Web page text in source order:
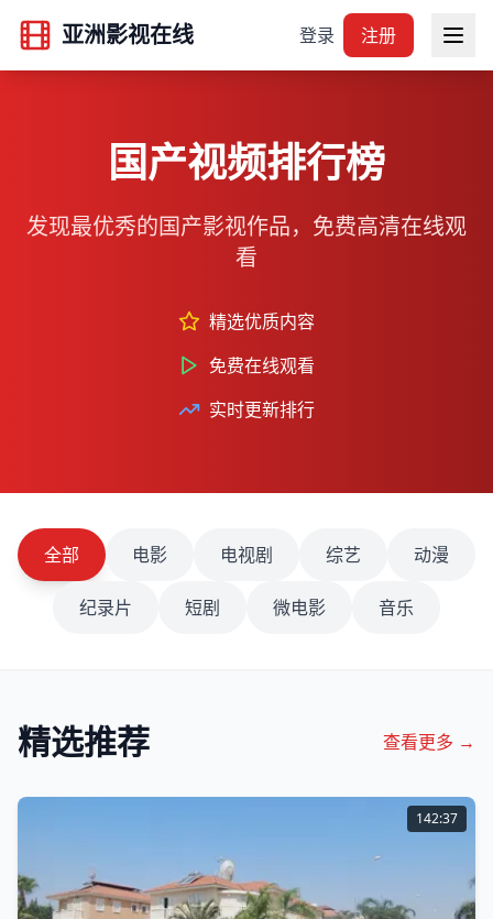
亚洲影视在线 登录 注册
国产视频排行榜
发现最优秀的国产影视作品，免费高清在线观
看
精选优质内容
免费在线观看
实时更新排行
全部 电影 电视剧 综艺 动漫
纪录片 短剧 微电影 音乐
精选推荐 查看更多 →
142:37